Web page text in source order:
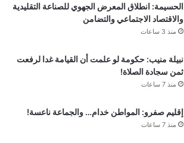
الحسيمة: انطلاق المعرض الجهوي للصناعة التقليدية
والاقتصاد الاجتماعي والتضامن
منذ 3 ساعات
نبيلة منيب: حكومة لو علمت أن القيامة غدا لرفعت
ثمن سجادة الصلاة!
منذ 7 ساعات
إقليم صفرو: المواطن خدام… والجماعة ناعسة!
منذ 7 ساعات